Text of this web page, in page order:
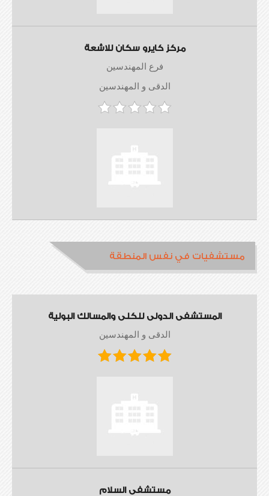
مركز كايرو سكان للاشعة
فرع المهندسين
الدقى و المهندسين
مستشفيات في نفس المنطقة
المستشفى الدولى للكلى والمسالك البولية
الدقى و المهندسين
مستشفى السلام